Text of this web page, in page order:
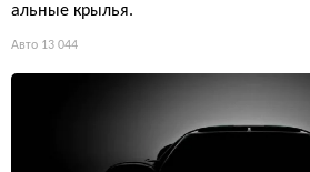
альные крылья.
Авто 13 044